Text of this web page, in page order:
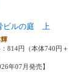
ビルの庭 上
輝
814円（本体740円＋
年07月発売】